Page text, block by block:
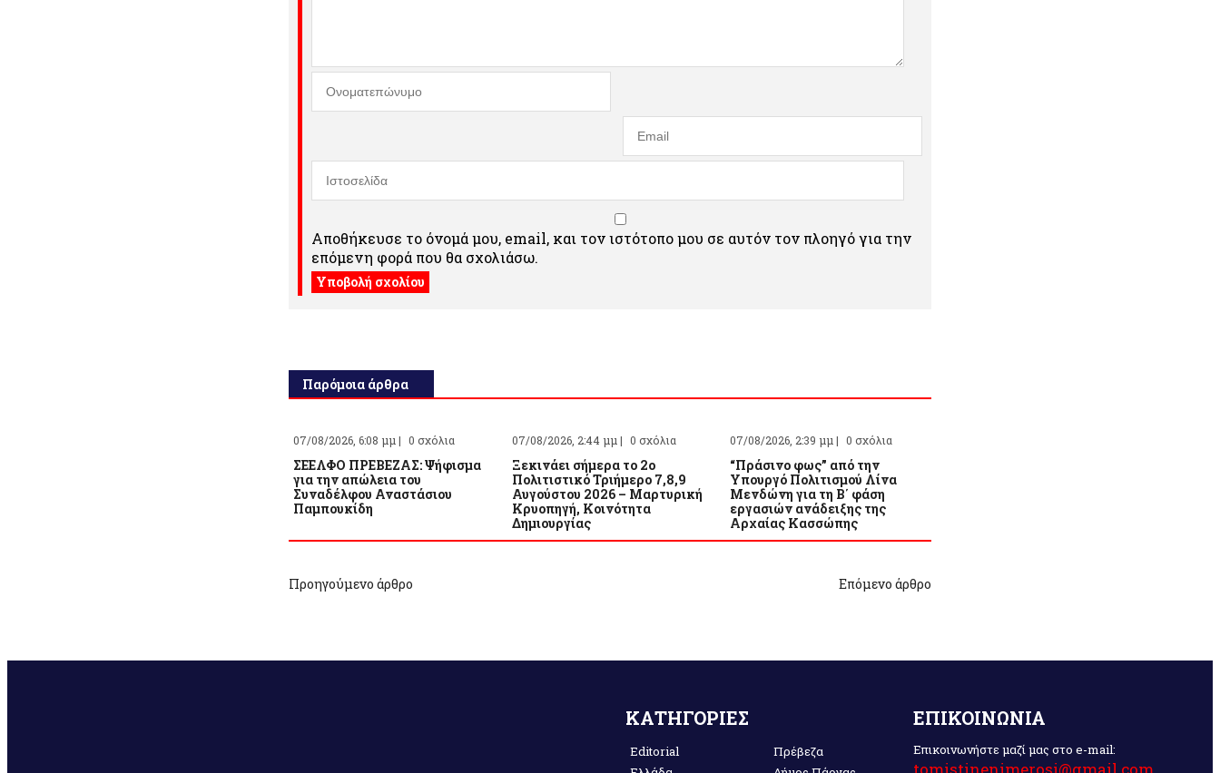
Αποθήκευσε το όνομά μου, email, και τον ιστότοπο μου σε αυτόν τον πλοηγό για την
επόμενη φορά που θα σχολιάσω.
Παρόμοια άρθρα
07/08/2026, 6:08 μμ | 0 σχόλια
ΣΕΕΛΦΟ ΠΡΕΒΕΖΑΣ: Ψήφισμα
για την απώλεια του
Συναδέλφου Αναστάσιου
Παμπουκίδη
07/08/2026, 2:44 μμ | 0 σχόλια
Ξεκινάει σήμερα το 2ο
Πολιτιστικό Τριήμερο 7,8,9
Αυγούστου 2026 – Μαρτυρική
Κρυοπηγή, Κοινότητα
Δημιουργίας
07/08/2026, 2:39 μμ | 0 σχόλια
“Πράσινο φως” από την
Υπουργό Πολιτισμού Λίνα
Μενδώνη για τη Β΄ φάση
εργασιών ανάδειξης της
Αρχαίας Κασσώπης
Προηγούμενο άρθρο Επόμενο άρθρο
ΚΑΤΗΓΟΡΙΕΣ
Editorial
Πρέβεζα
ΕΠΙΚΟΙΝΩΝΙΑ
Επικοινωνήστε μαζί μας στο e-mail: